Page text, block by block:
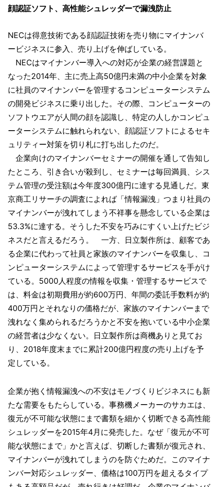
顔認証ソフト、高性能シュレッダーで漏洩防止
NECは得意技術である顔認証技術を売り物にマイナンバ
ービジネスに参入、売り上げを伸ばしている。
NECはマイナンバー導入への対応が企業の経営課題と
なった2014年、主に売上高50億円未満の中小企業を対象
に社員のマイナンバーを管理するコンピューターシステム
の開発ビジネスに乗り出した。その際、コンピューターの
ソフトウエアが人間の顔を認識し、特定の人しかコンピュ
ーターシステムに触れられない、顔認証ソフトによるセキ
ュリティー対策を切り札に打ち出したのだ。
企業向けのマイナンバーセミナーの開催を通して告知し
たところ、引き合いが殺到し、セミナーは毎回満員、シス
テム管理の受注額は今年度300億円に達する見通しだ。東
京商工リサーチの調査によれば「情報漏洩」つまり社員の
マイナンバーが洩れてしまう不祥事を懸念している企業は
53.3%に達する。そうした不安を巧みにすくい上げたビジ
ネスだと言えるだろう。 一方、日立製作所は、顧客であ
る企業に代わって社員と家族のマイナンバーを収集し、コ
ンピューターシステムによって管理するサービスを手がけ
ている。5000人程度の情報を収集・管理するサービスで
は、料金は初期費用が約600万円、年間の委託手数料が約
400万円とそれなりの価格だが、家族のマイナンバーまで
洩れなく集められるだろうかと不安を抱いている中小企業
の経営者は少なくない。日立製作所は商機ありと見てお
り、2018年度末までに累計200億円程度の売り上げを予
定している。
企業が抱く情報漏洩への不安はモノづくりビジネスにも新
たな需要をもたらしている。事務機メーカーのサカエは、
復元が不可能な状態にまで書類を細かく切断できる高性能
シュレッダーを2015年4月に発売した。なぜ「復元が不可
能な状態にまで」かと言えば、切断した書類が復元され、
マイナンバーが洩れてしまうのを防ぐためだ。このマイナ
ンバー対応シュレッダー、価格は100万円を超えるタイプ